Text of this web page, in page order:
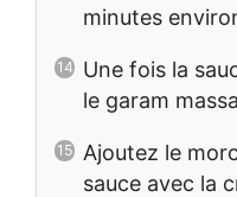
minutes
Une fois la
le garam
Ajoutez le
sauce avec la